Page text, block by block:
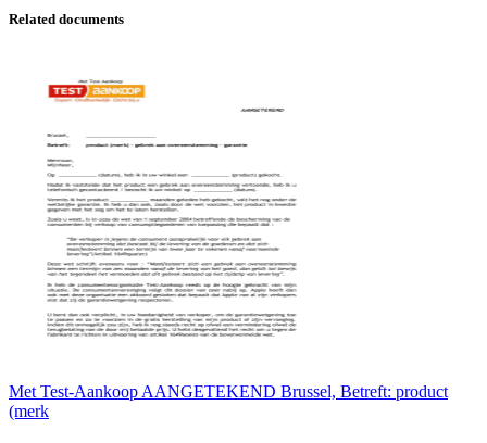
Related documents
Met Test-Aankoop AANGETEKEND Brussel, Betreft: product
(merk